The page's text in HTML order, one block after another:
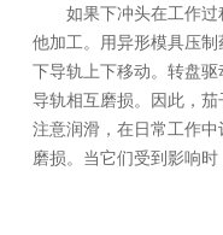
如果下冲头在工作过程
他加工。用异形模具压
下导轨上下移动。转盘
导轨相互磨损。因此
注意润滑，在日常工作
磨损。当它们受到影响时